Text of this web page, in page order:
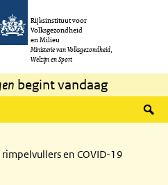
Rijksinstituut voor
Volksgezondheid
en Milieu
Ministerie van Volksgezondheid,
Welzijn en Sport
begint vandaag
en COVID-19